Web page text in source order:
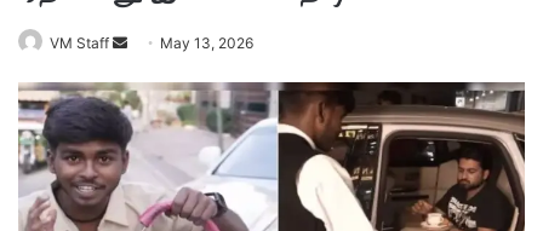
VM Staff
n
d
a
n
e
May 13, 2026